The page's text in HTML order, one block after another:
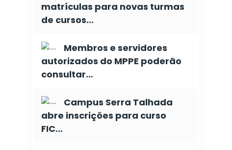
matrículas para novas turmas
de cursos…
Membros e servidores
autorizados do MPPE poderão
consultar…
Campus Serra Talhada
abre inscrições para curso
FIC…